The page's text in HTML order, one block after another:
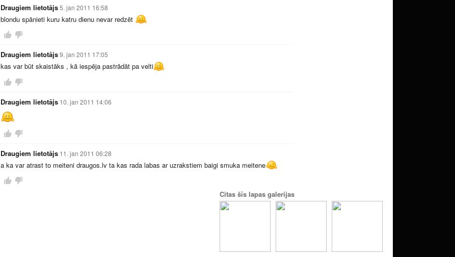
Draugiem lietotājs5. jan 2011 16:58
blondu spānieti kuru katru dienu nevar redzēt
Draugiem lietotājs9. jan 2011 17:05
kas var būt skaistāks , kā iespēja pastrādāt pa velti
Draugiem lietotājs 10. jan 2011 14:06
Draugiem lietotājs 11. jan 2011 06:28
a ka var atrast to meiteni draugos.lv ta kas rada labas ar uzrakstiem baigi smuka meitene
Citas šīs lapas galerijas